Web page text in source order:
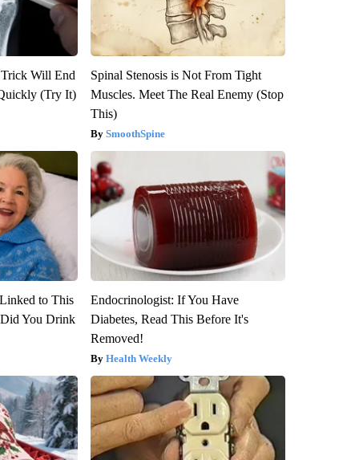
Will End
(Try It)
Spinal Stenosis is Not From Tight
Muscles. Meet The Real Enemy (Stop
This)
SmoothSpine
to This
You Drink
Endocrinologist: If You Have
Diabetes, Read This Before It's
Removed!
Health Weekly